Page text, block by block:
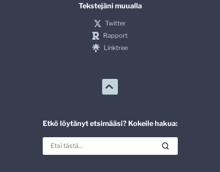
Tekstejäni muualla
Twitter
Rapport
Linktree
Etkö löytänyt etsimääsi? Kokeile hakua: